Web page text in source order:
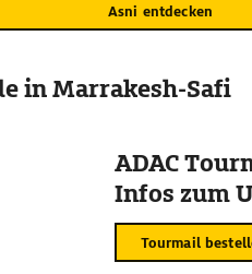
Asni entdecken
in Marrakesh-Safi
ADAC
Infos zum
Tourmail